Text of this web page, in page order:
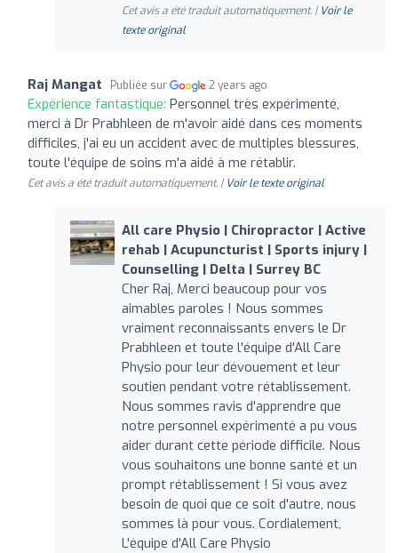
Cet avis a été traduit automatiquement. | Voir le
texte original
Raj Mangat Publiée sur 2 years ago
Expérience fantastique: Personnel très expérimenté,
merci à Dr Prabhleen de m'avoir aidé dans ces moments
difficiles, j'ai eu un accident avec de multiples blessures,
toute l'équipe de soins m'a aidé à me rétablir.
Cet avis a été traduit automatiquement. | Voir le texte original
All care Physio | Chiropractor | Active
rehab | Acupuncturist | Sports injury |
Counselling | Delta | Surrey BC
Cher Raj, Merci beaucoup pour vos
aimables paroles ! Nous sommes
vraiment reconnaissants envers le Dr
Prabhleen et toute l'équipe d'All Care
Physio pour leur dévouement et leur
soutien pendant votre rétablissement.
Nous sommes ravis d'apprendre que
notre personnel expérimenté a pu vous
aider durant cette période difficile. Nous
vous souhaitons une bonne santé et un
prompt rétablissement ! Si vous avez
besoin de quoi que ce soit d'autre, nous
sommes là pour vous. Cordialement,
L'équipe d'All Care Physio